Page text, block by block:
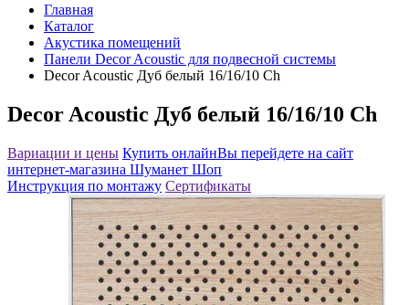
Главная
Каталог
Акустика помещений
Панели Decor Acoustic для подвесной системы
Decor Acoustic Дуб белый 16/16/10 Ch
Decor Acoustic Дуб белый 16/16/10 Ch
Вариации и цены Купить онлайнВы перейдете на сайт
интернет-магазина Шуманет Шоп
Инструкция по монтажу Сертификаты